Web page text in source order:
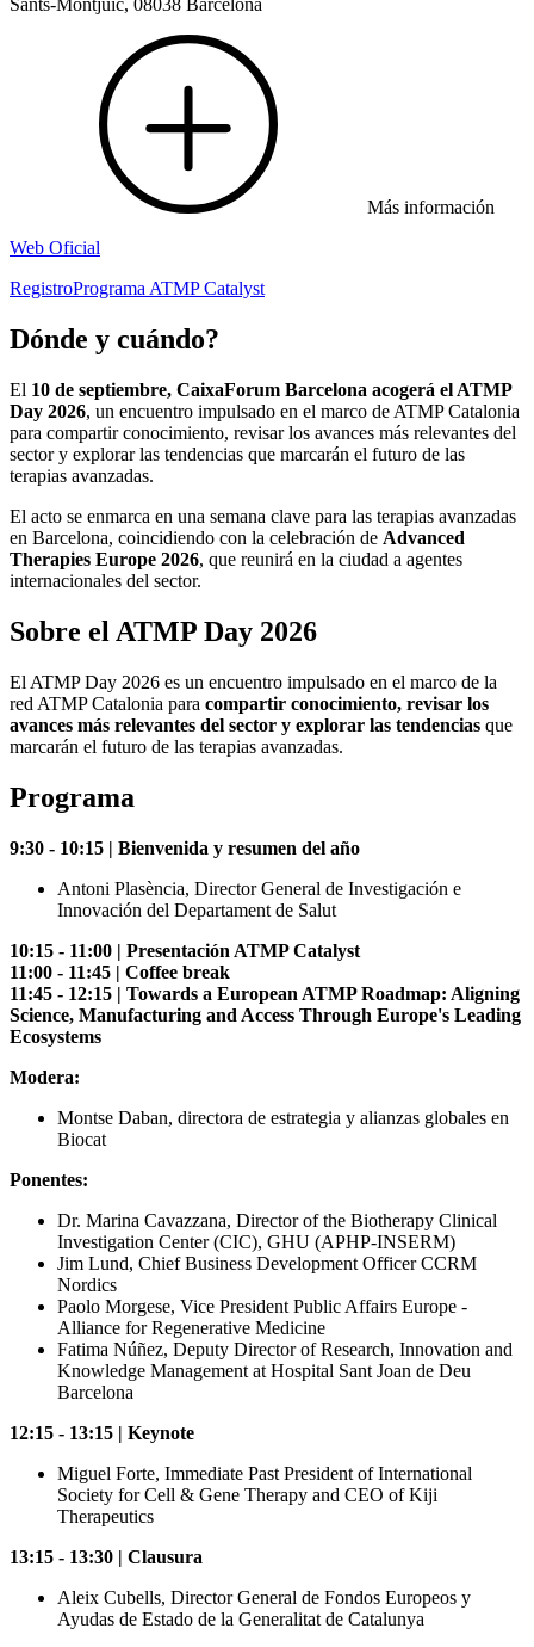
Sants-Montjuïc, 08038 Barcelona
Más información
Web Oficial
RegistroPrograma ATMP Catalyst
Dónde y cuándo?
El 10 de septiembre, CaixaForum Barcelona acogerá el ATMP
Day 2026, un encuentro impulsado en el marco de ATMP Catalonia
para compartir conocimiento, revisar los avances más relevantes del
sector y explorar las tendencias que marcarán el futuro de las
terapias avanzadas.
El acto se enmarca en una semana clave para las terapias avanzadas
en Barcelona, coincidiendo con la celebración de Advanced
Therapies Europe 2026, que reunirá en la ciudad a agentes
internacionales del sector.
Sobre el ATMP Day 2026
El ATMP Day 2026 es un encuentro impulsado en el marco de la
red ATMP Catalonia para compartir conocimiento, revisar los
avances más relevantes del sector y explorar las tendencias que
marcarán el futuro de las terapias avanzadas.
Programa
9:30 - 10:15 | Bienvenida y resumen del año
Antoni Plasència, Director General de Investigación e
Innovación del Departament de Salut
10:15 - 11:00 | Presentación ATMP Catalyst
11:00 - 11:45 | Coffee break
11:45 - 12:15 | Towards a European ATMP Roadmap: Aligning
Science, Manufacturing and Access Through Europe's Leading
Ecosystems
Modera:
Montse Daban, directora de estrategia y alianzas globales en
Biocat
Ponentes:
Dr. Marina Cavazzana, Director of the Biotherapy Clinical
Investigation Center (CIC), GHU (APHP-INSERM)
Jim Lund, Chief Business Development Officer CCRM
Nordics
Paolo Morgese, Vice President Public Affairs Europe -
Alliance for Regenerative Medicine
Fatima Núñez, Deputy Director of Research, Innovation and
Knowledge Management at Hospital Sant Joan de Deu
Barcelona
12:15 - 13:15 | Keynote
Miguel Forte, Immediate Past President of International
Society for Cell & Gene Therapy and CEO of Kiji
Therapeutics
13:15 - 13:30 | Clausura
Aleix Cubells, Director General de Fondos Europeos y
Ayudas de Estado de la Generalitat de Catalunya